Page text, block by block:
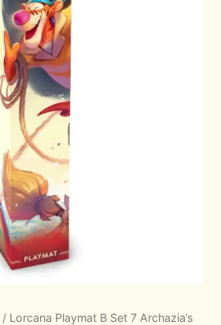
/ Lorcana Playmat B Set 7 Archazia’s